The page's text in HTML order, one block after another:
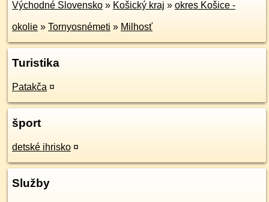
Východné Slovensko » Košický kraj » okres Košice -
okolie » Tornyosnémeti » Milhosť
Turistika
Patakča ¤
šport
detské ihrisko ¤
Služby